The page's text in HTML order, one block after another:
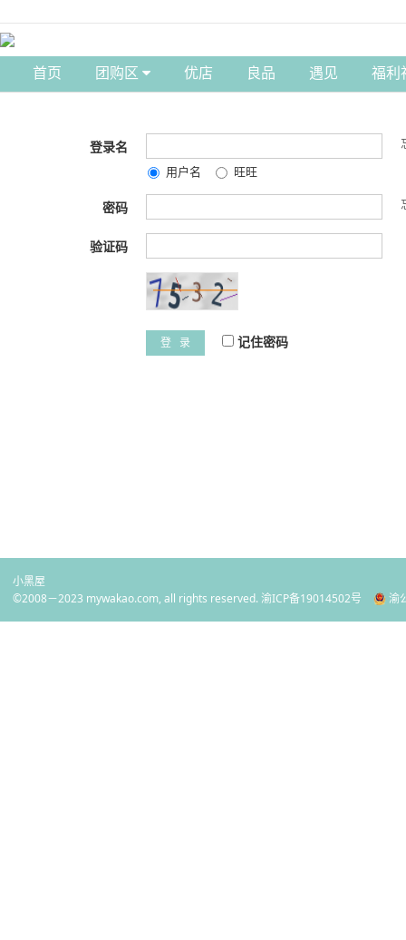
首页 团购区 优店 良品 遇见 福利
登录名
用户名 旺旺
密码
验证码
登 录 记住密码
小黑屋
©2008－2023 mywakao.com, all rights reserved.渝ICP备19014502号 渝